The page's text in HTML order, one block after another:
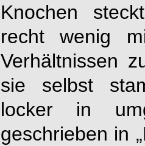
Knochen
recht wenig
Verhältnissen
sie selbst
locker in
geschrieben in